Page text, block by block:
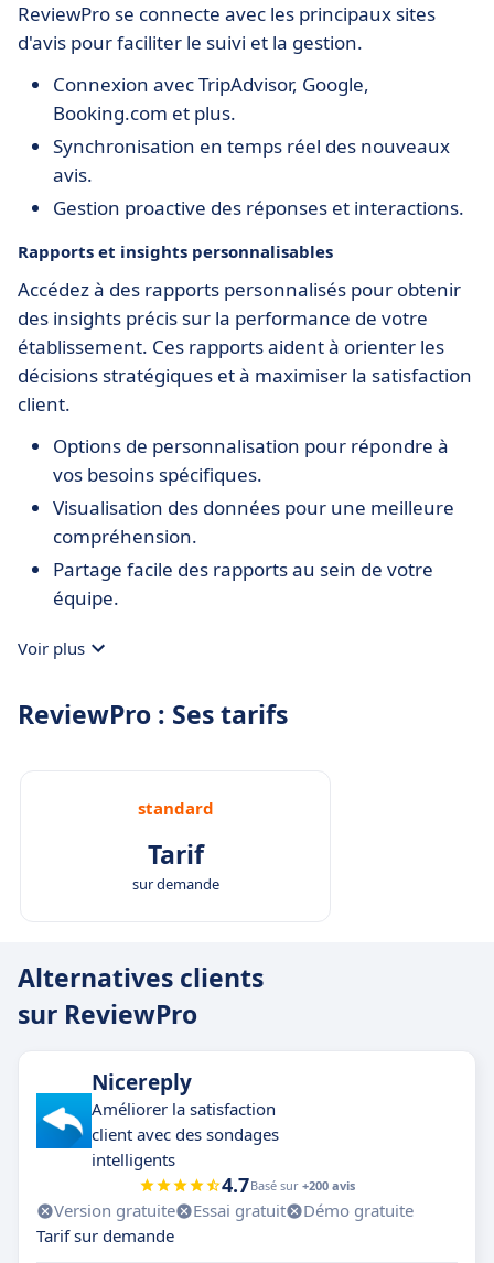
ReviewPro se connecte avec les principaux sites
d'avis pour faciliter le suivi et la gestion.
Connexion avec TripAdvisor, Google,
Booking.com et plus.
Synchronisation en temps réel des nouveaux
avis.
Gestion proactive des réponses et interactions.
Rapports et insights personnalisables
Accédez à des rapports personnalisés pour obtenir
des insights précis sur la performance de votre
établissement. Ces rapports aident à orienter les
décisions stratégiques et à maximiser la satisfaction
client.
Options de personnalisation pour répondre à
vos besoins spécifiques.
Visualisation des données pour une meilleure
compréhension.
Partage facile des rapports au sein de votre
équipe.
Voir plus
ReviewPro : Ses tarifs
standard
Tarif
sur demande
Alternatives clients
sur ReviewPro
Nicereply
Améliorer la satisfaction
client avec des sondages
intelligents
4.7Basé sur +200 avis
Version gratuite Essai gratuit
Démo gratuite
Tarif sur demande